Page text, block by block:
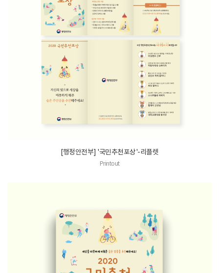
[행정안전부] '국민추천포상'-리플렛
Printout